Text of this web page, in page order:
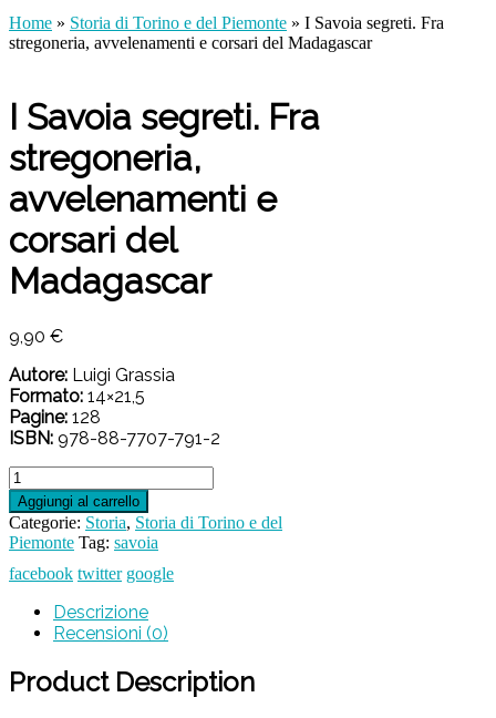
Home » Storia di Torino e del Piemonte » I Savoia segreti. Fra
stregoneria, avvelenamenti e corsari del Madagascar
I Savoia segreti. Fra
stregoneria,
avvelenamenti e
corsari del
Madagascar
9,90 €
Autore: Luigi Grassia
Formato: 14×21,5
Pagine: 128
ISBN: 978-88-7707-791-2
Savoia
segreti.
Fra
stregoneria,
avvelenamenti
corsari
quantità
Aggiungi al carrello
Categorie: Storia, Storia di Torino e del
Piemonte Tag: savoia
facebook twitter google
Descrizione
Recensioni (0)
Product Description